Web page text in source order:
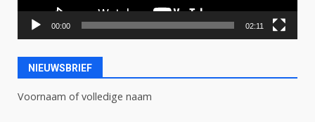
00:00 02:11
NIEUWSBRIEF
Voornaam of volledige naam